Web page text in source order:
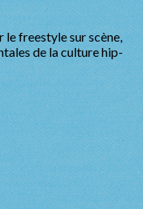
freestyle sur scène,
de la culture hip-